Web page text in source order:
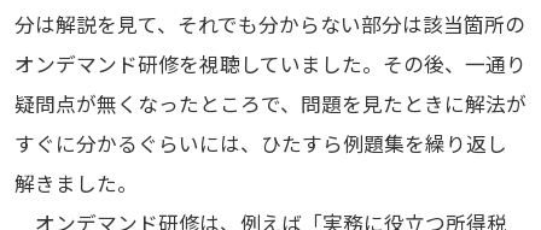
分は解説を見て、それでも分からない部分は該当箇所の
オンデマンド研修を視聴していました。その後、一通り
疑問点が無くなったところで、問題を見たときに解法が
すぐに分かるぐらいには、ひたすら例題集を繰り返し
解きました。
オンデマンド研修は、例えば「実務に役立つ所得税